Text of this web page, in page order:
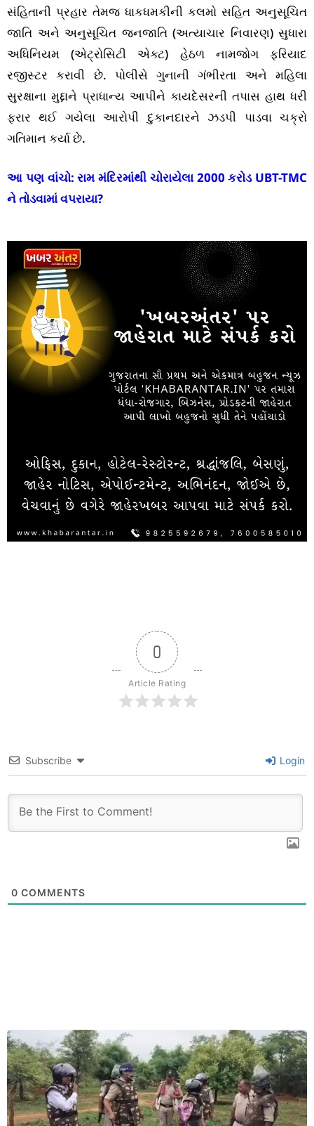
સંહિતાની પ્રહાર તેમજ ધાકધમકીની કલમો સહિત અનુસૂચિત
જાતિ અને અનુસૂચિત જનજાતિ (અત્યાચાર નિવારણ) સુધારા
અધિનિયમ (એટ્રોસિટી એક્ટ) હેઠળ નામજોગ ફરિયાદ
રજીસ્ટર કરાવી છે. પોલીસે ગુનાની ગંભીરતા અને મહિલા
સુરક્ષાના મુદ્દાને પ્રાધાન્ય આપીને કાયદેસરની તપાસ હાથ ધરી
ફરાર થઈ ગયેલા આરોપી દુકાનદારને ઝડપી પાડવા ચક્રો
ગતિમાન કર્યા છે.
આ પણ વાંચો:રામ મંદિરમાંથી ચોરાયેલા 2000 કરોડ UBT-TMC
ને તોડવામાં વપરાયા?
0
Article Rating
Subscribe Login
0 COMMENTS